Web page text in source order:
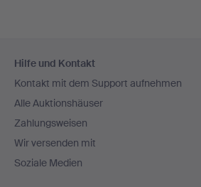
Navigation
Hilfe und Kontakt
Kontakt mit dem Support aufnehmen
Alle Auktionshäuser
Zahlungsweisen
Wir versenden mit
Soziale Medien